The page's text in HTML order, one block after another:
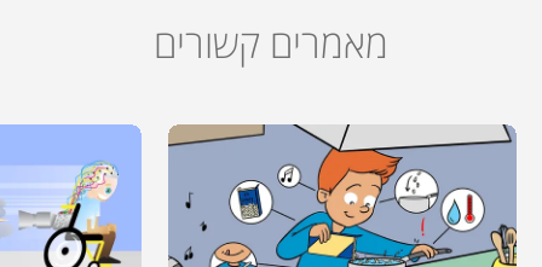
מאמרים קשורים